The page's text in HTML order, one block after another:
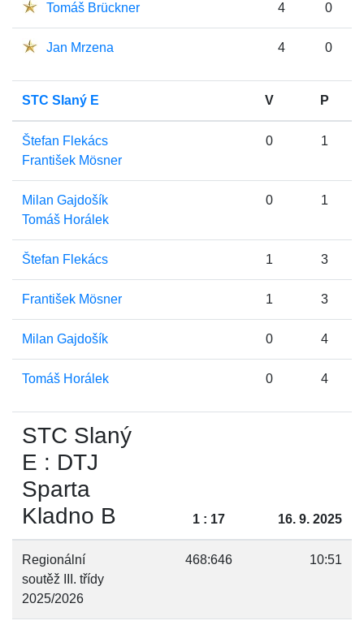
Tomáš Brückner 4 0
Jan Mrzena 4 0
STC Slaný E V P
Štefan Flekács
František Mösner
0 1
Milan Gajdošík
Tomáš Horálek
0 1
Štefan Flekács 1 3
František Mösner 1 3
Milan Gajdošík 0 4
Tomáš Horálek 0 4
STC Slaný
E : DTJ
Sparta
Kladno B
1 : 17 16. 9. 2025
Regionální
soutěž III. třídy
2025/2026
468:646 10:51